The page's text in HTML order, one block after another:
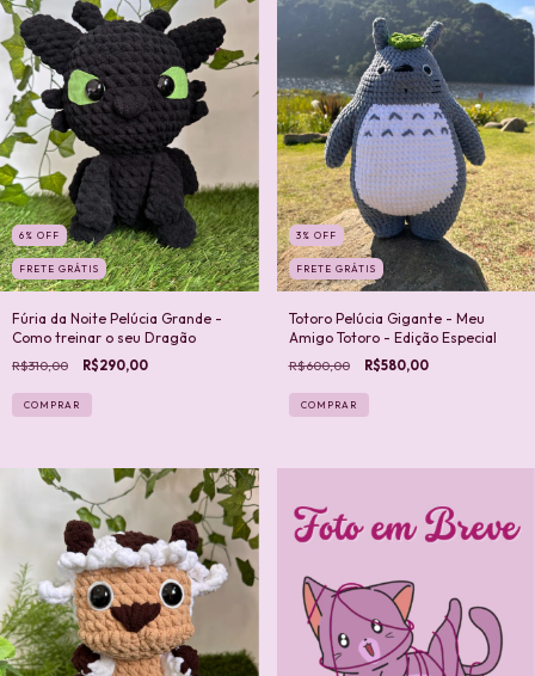
6 % OFF
FRETE GRÁTIS
Fúria da Noite Pelúcia Grande -
Como treinar o seu Dragão
R$310,00 R$290,00
3 % OFF
FRETE GRÁTIS
Totoro Pelúcia Gigante - Meu
Amigo Totoro - Edição Especial
R$600,00 R$580,00